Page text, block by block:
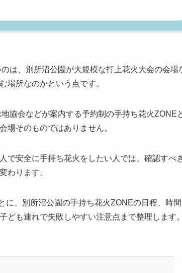
は、別所沼公園が大規模な打上花火大会の会場
場所なのかという点です。
協会などが案内する予約制の手持ち花火ZONE
場そのものではありません。
で安全に手持ち花火をしたい人では、確認すべ
わります。
、別所沼公園の手持ち花火ZONEの日程、時間
も連れで失敗しやすい注意点まで整理します。